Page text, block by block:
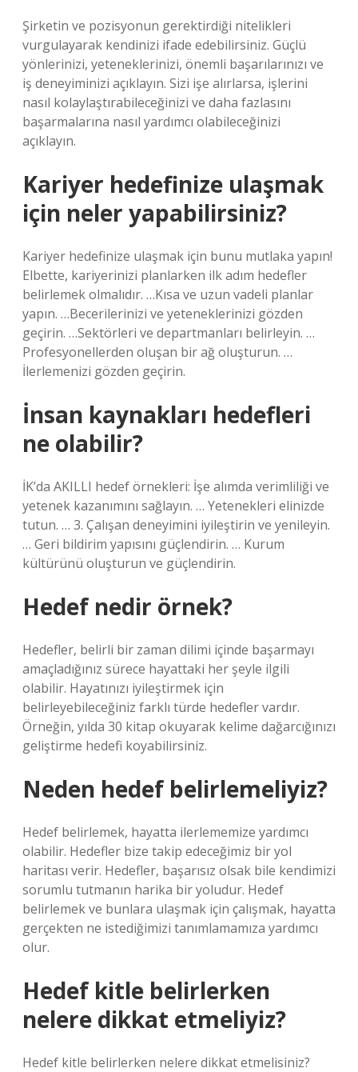
Şirketin ve pozisyonun gerektirdiği nitelikleri
vurgulayarak kendinizi ifade edebilirsiniz. Güçlü
yönlerinizi, yeteneklerinizi, önemli başarılarınızı ve
iş deneyiminizi açıklayın. Sizi işe alırlarsa, işlerini
nasıl kolaylaştırabileceğinizi ve daha fazlasını
başarmalarına nasıl yardımcı olabileceğinizi
açıklayın.
Kariyer hedefinize ulaşmak
için neler yapabilirsiniz?
Kariyer hedefinize ulaşmak için bunu mutlaka yapın!
Elbette, kariyerinizi planlarken ilk adım hedefler
belirlemek olmalıdır. …Kısa ve uzun vadeli planlar
yapın. …Becerilerinizi ve yeteneklerinizi gözden
geçirin. …Sektörleri ve departmanları belirleyin. …
Profesyonellerden oluşan bir ağ oluşturun. …
İlerlemenizi gözden geçirin.
İnsan kaynakları hedefleri
ne olabilir?
İK’da AKILLI hedef örnekleri: İşe alımda verimliliği ve
yetenek kazanımını sağlayın. … Yetenekleri elinizde
tutun. … 3. Çalışan deneyimini iyileştirin ve yenileyin.
… Geri bildirim yapısını güçlendirin. … Kurum
kültürünü oluşturun ve güçlendirin.
Hedef nedir örnek?
Hedefler, belirli bir zaman dilimi içinde başarmayı
amaçladığınız sürece hayattaki her şeyle ilgili
olabilir. Hayatınızı iyileştirmek için
belirleyebileceğiniz farklı türde hedefler vardır.
Örneğin, yılda 30 kitap okuyarak kelime dağarcığınızı
geliştirme hedefi koyabilirsiniz.
Neden hedef belirlemeliyiz?
Hedef belirlemek, hayatta ilerlememize yardımcı
olabilir. Hedefler bize takip edeceğimiz bir yol
haritası verir. Hedefler, başarısız olsak bile kendimizi
sorumlu tutmanın harika bir yoludur. Hedef
belirlemek ve bunlara ulaşmak için çalışmak, hayatta
gerçekten ne istediğimizi tanımlamamıza yardımcı
olur.
Hedef kitle belirlerken
nelere dikkat etmeliyiz?
Hedef kitle belirlerken nelere dikkat etmelisiniz?